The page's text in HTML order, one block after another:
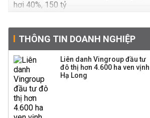
sản xuất vàng mã trên
sàn báo lãi tăng 64%,
không vay một đồng
nào từ ngân hàng
THÔNG TIN DOANH NGHIỆP
Liên danh Vingroup đầu tư
đô thị hơn 4.600 ha ven vịnh
Hạ Long